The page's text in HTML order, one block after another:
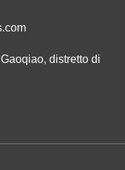
distretto di